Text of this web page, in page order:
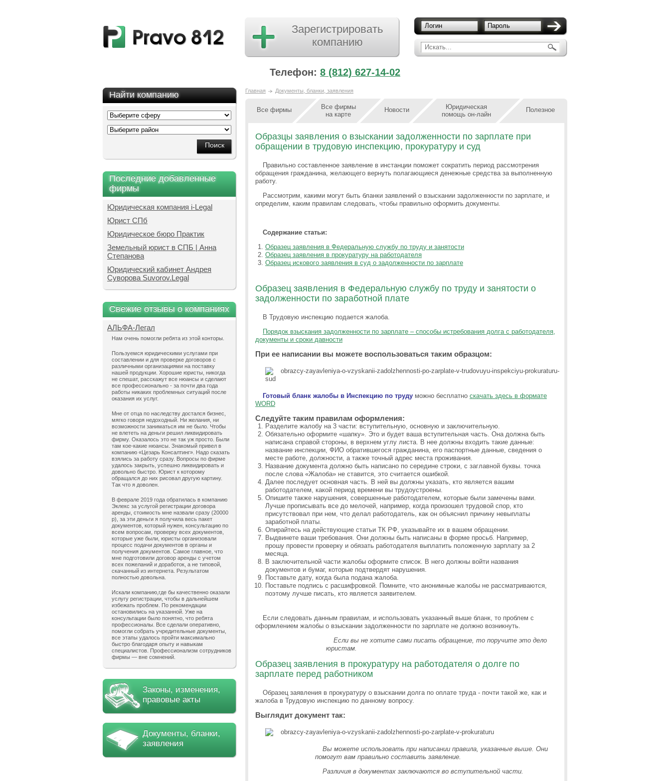
Искать...
Логин Пароль
Зарегистрировать
компанию
Телефон: 8 (812) 627-14-02
Найти компанию
Последние добавленные
фирмы
Юридическая компания i-Legal
Юрист СПб
Юридическое бюро Практик
Земельный юрист в СПБ | Анна
Степанова
Юридический кабинет Андрея
Суворова Suvorov.Legal
Свежие отзывы о компаниях
АЛЬФА-Легал
Нам очень помогли ребята из этой конторы.
Пользуемся юридическими услугами при
составлении и для проверке договоров с
различными организациями на поставку
нашей продукции. Хорошие юристы, никогда
не спешат, расскажут все нюансы и сделают
все профессионально - за почти два года
работы никаких проблемных ситуаций после
оказания их услуг.
Мне от отца по наследству достался бизнес,
мягко говоря недоходный. Ни желания, ни
возможности заниматься им не было. Чтобы
не влететь на деньги решил ликвидировать
фирму. Оказалось это не так уж просто. Были
там кое-какие нюансы. Знакомый привел в
компанию «Цезарь Консалтинг». Надо сказать
взялись за работу сразу. Вопросы по фирме
удалось закрыть, успешно ликвидировать и
довольно быстро. Юрист к которому
обращался до них рисовал другую картину.
Так что я доволен.
В феврале 2019 года обратилась в компанию
Эклекс за услугой регистрации договора
аренды, стоимость мне назвали сразу (20000
р), за эти деньги я получила весь пакет
документов, который нужен, консультацию по
всем вопросам, проверку всех документов,
которые уже были, юристы организовали
процесс подачи документов в органы и
получения документов. Самое главное, что
мне подготовили договор аренды с учетом
всех пожеланий и доработок, а не типовой,
скачанный из интернета. Результатом
полностью довольна.
Искали компанию,где бы качественно оказали
услугу регистрации, чтобы в дальнейшем
избежать проблем. По рекомендации
остановились на указанной. Уже на
консультации было понятно, что ребята
профессионалы. Все сделали оперативно,
помогли собрать учредительные документы,
все этапы удалось пройти максимально
быстро благодаря опыту и навыкам
специалистов. Профессионализм сотрудников
фирмы — вне сомнений.
Законы, изменения,
правовые акты
Документы, бланки,
заявления
Главная Документы, бланки, заявления
Все фирмы
Все фирмы
на карте
Новости
Юридическая
помощь он-лайн
Полезное
Образцы заявления о взыскании задолженности по зарплате при
обращении в трудовую инспекцию, прокуратуру и суд
Правильно составленное заявление в инстанции поможет сократить период рассмотрения
обращения гражданина, желающего вернуть полагающиеся денежные средства за выполненную
работу.
Рассмотрим, какими могут быть бланки заявлений о взыскании задолженности по зарплате, и
определим, каким правилам следовать, чтобы правильно оформить документы.
Содержание статьи:
Образец заявления в Федеральную службу по труду и занятости
Образец заявления в прокуратуру на работодателя
Образец искового заявления в суд о задолженности по зарплате
Образец заявления в Федеральную службу по труду и занятости о
задолженности по заработной плате
В Трудовую инспекцию подается жалоба.
Порядок взыскания задолженности по зарплате – способы истребования долга с работодателя,
документы и сроки давности
При ее написании вы можете воспользоваться таким образцом:
Готовый бланк жалобы в Инспекцию по труду можно бесплатно скачать здесь в формате
WORD
Следуйте таким правилам оформления:
Разделите жалобу на 3 части: вступительную, основную и заключительную.
Обязательно оформите «шапку». Это и будет ваша вступительная часть. Она должна быть
написана справой стороны, в верхнем углу листа. В нее должны входить такие данные:
название инспекции, ФИО обратившегося гражданина, его паспортные данные, сведения о
месте работе, должности, а также точный адрес места проживания.
Название документа должно быть написано по середине строки, с заглавной буквы. точка
после слова «Жалоба» не ставится, это считается ошибкой.
Далее последует основная часть. В ней вы должны указать, кто является вашим
работодателем, какой период времени вы трудоустроены.
Опишите также нарушения, совершенные работодателем, которые были замечены вами.
Лучше прописывать все до мелочей, например, когда произошел трудовой спор, кто
присутствовал при нем, что делал работодатель, как он объяснил причину невыплаты
заработной платы.
Опирайтесь на действующие статьи ТК РФ, указывайте их в вашем обращении.
Выдвинете ваши требования. Они должны быть написаны в форме просьб. Например,
прошу провести проверку и обязать работодателя выплатить положенную зарплату за 2
месяца.
В заключительной части жалобы оформите список. В него должны войти названия
документов и бумаг, которые подтвердят нарушения.
Поставьте дату, когда была подана жалоба.
Поставьте подпись с расшифровкой. Помните, что анонимные жалобы не рассматриваются,
поэтому лучше писать, кто является заявителем.
Если следовать данным правилам, и использовать указанный выше бланк, то проблем с
оформлением жалобы о взыскании задолженности по зарплате не должно возникнуть.
Если вы не хотите сами писать обращение, то поручите это дело
юристам.
Образец заявления в прокуратуру на работодателя о долге по
зарплате перед работником
Образец заявления в прокуратуру о взыскании долга по оплате труда - почти такой же, как и
жалоба в Трудовую инспекцию по данному вопросу.
Выглядит документ так:
Вы можете использовать при написании правила, указанные выше. Они
помогут вам правильно составить заявление.
Различия в документах заключаются во вступительной части.